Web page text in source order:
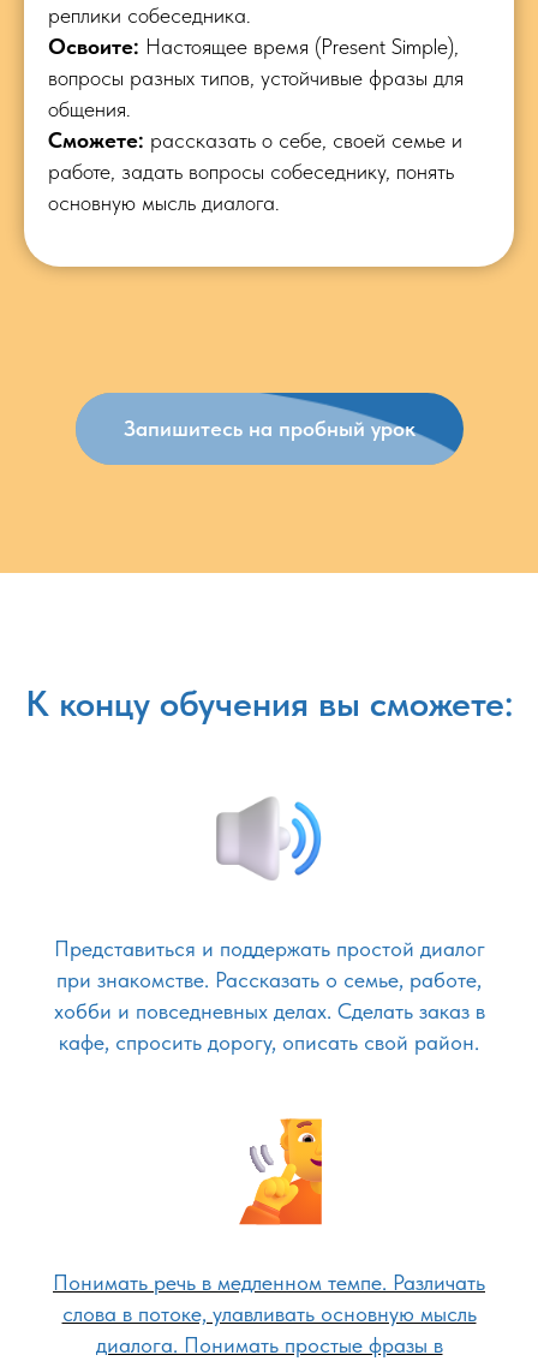
реплики собеседника.
Освоите: Настоящее время (Present Simple),
вопросы разных типов, устойчивые фразы для
общения.
Сможете: рассказать о себе, своей семье и
работе, задать вопросы собеседнику, понять
основную мысль диалога.
Запишитесь на пробный урок
К концу обучения вы сможете:
Представиться и поддержать простой диалог
при знакомстве. Рассказать о семье, работе,
хобби и повседневных делах. Сделать заказ в
кафе, спросить дорогу, описать свой район.
Понимать речь в медленном темпе. Различать
слова в потоке, улавливать основную мысль
диалога. Понимать простые фразы в